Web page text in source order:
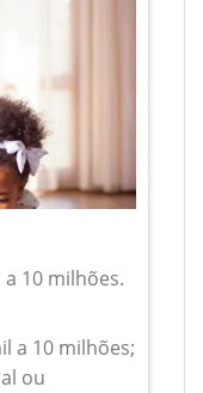
10 milhões.
a 10 milhões;
ou